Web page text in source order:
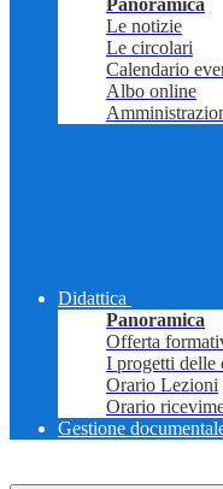
Panoramica
Le notizie
Le circolari
Calendario
Albo online
Didattica
Panoramica
Offerta
I progetti delle
Orario Lezioni
Orario
Gestione